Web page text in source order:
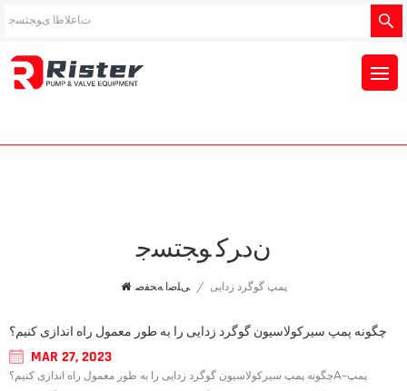
ﻥﺩﺮﮐ ﻮﺠﺘﺴﺟ
ﯽﻠﺻﺍ ﻪﺤﻔﺻ / پمپ گوگرد زدایی
چگونه پمپ سیرکولاسیون گوگرد زدایی را به طور معمول راه اندازی کنیم؟
MAR 27, 2023
چگونه پمپ سیرکولاسیون گوگرد زدایی را به طور معمول راه اندازی کنیم؟A-پمپ